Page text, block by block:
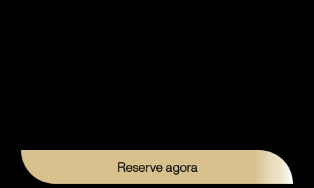
Reserve agora